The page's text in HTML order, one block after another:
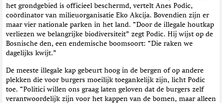
het grondgebied is officieel beschermd, vertelt Anes Podic,
coördinator van milieuorganisatie Eko Akcija. Bovendien zijn er
maar vier nationale parken in het land. “Door de illegale houtkap
verliezen we belangrijke biodiversiteit” zegt Podic. Hij wijst op de
Bosnische den, een endemische boomsoort: “Die raken we
dagelijks kwijt.”
De meeste illegale kap gebeurt hoog in de bergen of op andere
plekken die voor burgers moeilijk toegankelijk zijn, licht Podic
toe. “Politici willen ons graag laten geloven dat de burgers zelf
verantwoordelijk zijn voor het kappen van de bomen, maar alleen